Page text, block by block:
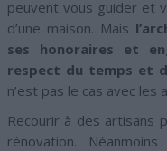
peuvent vous guider et
d’une maison. Mais
ses honoraires et
respect du temps et
n’est pas le cas avec les
Recourir à des artisans
rénovation.